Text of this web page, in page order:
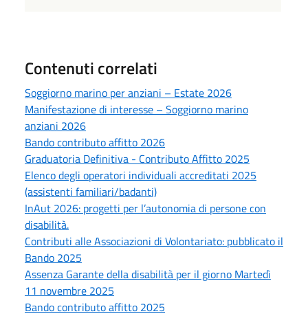
Contenuti correlati
Soggiorno marino per anziani – Estate 2026
Manifestazione di interesse – Soggiorno marino
anziani 2026
Bando contributo affitto 2026
Graduatoria Definitiva - Contributo Affitto 2025
Elenco degli operatori individuali accreditati 2025
(assistenti familiari/badanti)
InAut 2026: progetti per l’autonomia di persone con
disabilità.
Contributi alle Associazioni di Volontariato: pubblicato il
Bando 2025
Assenza Garante della disabilità per il giorno Martedì
11 novembre 2025
Bando contributo affitto 2025